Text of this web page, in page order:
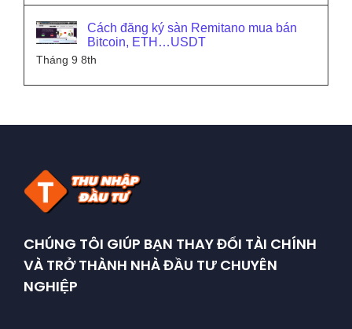
Cách đăng ký sàn Remitano mua bán
Bitcoin, ETH…USDT
Tháng 9 8th
CHÚNG TÔI GIÚP BẠN THAY ĐỔI TÀI CHÍNH
VÀ TRỞ THÀNH NHÀ ĐẦU TƯ CHUYÊN
NGHIỆP